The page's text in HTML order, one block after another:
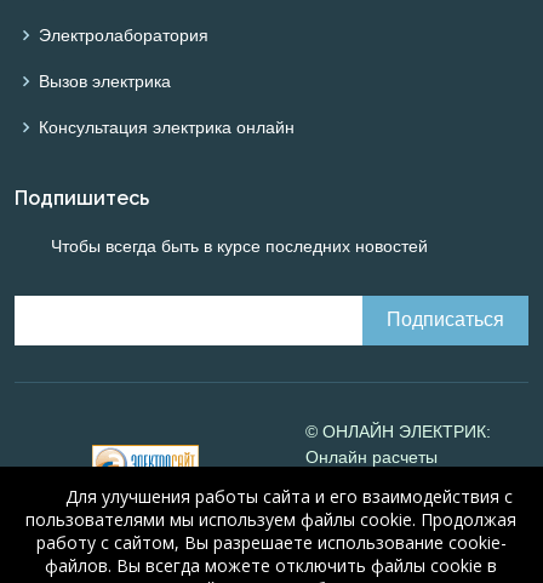
Электролаборатория
Вызов электрика
Консультация электрика онлайн
Подпишитесь
Чтобы всегда быть в курсе последних новостей
© ОНЛАЙН ЭЛЕКТРИК:
Онлайн расчеты
Online-electric.ru, 2008-
2026
© А.Н. Алюнов, 2008-2026
Для улучшения работы сайта и его взаимодействия с
пользователями мы используем файлы cookie. Продолжая
работу с сайтом, Вы разрешаете использование cookie-
файлов. Вы всегда можете отключить файлы cookie в